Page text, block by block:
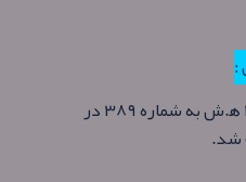
:
این بنا در بهمن‌ ماه سال ۱۳۳۴ ه‍.ش به شماره ۳۸۹ در
شد.